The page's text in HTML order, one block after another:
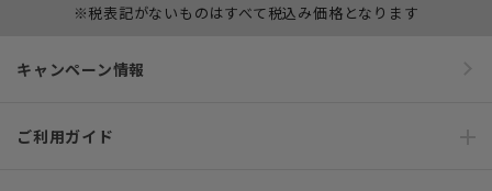
※税表記がないものはすべて税込み価格となります
キャンペーン情報
ご利用ガイド